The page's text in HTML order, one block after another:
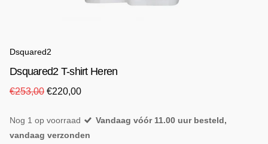
Dsquared2
Dsquared2 T-shirt Heren
€253,00 €220,00
Nog 1 op voorraad
Vandaag vóór 11.00 uur besteld,
vandaag verzonden